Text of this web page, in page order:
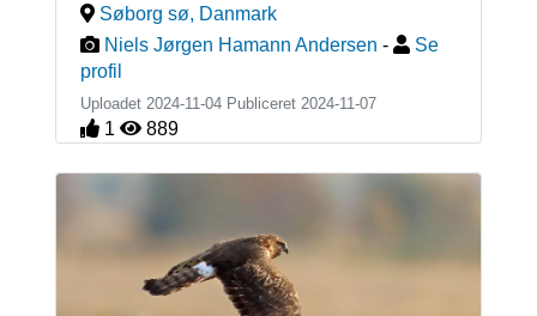
Søborg sø, Danmark
Niels Jørgen Hamann Andersen -
Se
profil
Uploadet 2024-11-04 Publiceret 2024-11-07
1 889